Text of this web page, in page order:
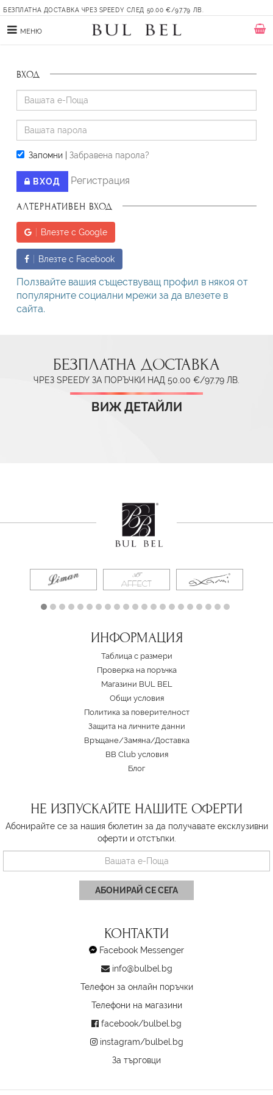
БЕЗПЛАТНА ДОСТАВКА ЧРЕЗ SPEEDY СЛЕД 50.00 €/97.79 ЛВ.
МЕНЮ
ВХОД
Запомни| Забравена парола?
ВХОД Регистрация
АЛТЕРНАТИВЕН ВХОД
Влезте с Google
Влезте с Facebook
Ползвайте вашия съществуващ профил в някоя от
популярните социални мрежи за да влезете в
сайта.
БЕЗПЛАТНА ДОСТАВКА
ЧРЕЗ SPEEDY ЗА ПОРЪЧКИ НАД 50.00 €/97.79 ЛВ.
ВИЖ ДЕТАЙЛИ
ИНФОРМАЦИЯ
Таблица с размери
Проверка на поръчка
Магазини BUL BEL
Oбщи условия
Политика за поверителност
Защита на личните данни
Връщане/Замяна/Доставка
BB Club условия
Блог
НЕ ИЗПУСКАЙТЕ НАШИТЕ ОФЕРТИ
Абонирайте се за нашия бюлетин за да получавате ексклузивни
оферти и отстъпки.
АБОНИРАЙ СЕ СЕГА
КОНТАКТИ
Facebook Messenger
info@bulbel.bg
Телефон за онлайн поръчки
Телефони на магазини
facebook/bulbel.bg
instagram/bulbel.bg
За търговци